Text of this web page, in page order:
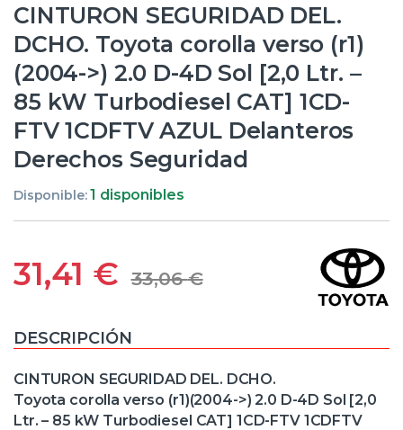
CINTURON SEGURIDAD DEL.
DCHO. Toyota corolla verso (r1)
(2004->) 2.0 D-4D Sol [2,0 Ltr. –
85 kW Turbodiesel CAT] 1CD-
FTV 1CDFTV AZUL Delanteros
Derechos Seguridad
Disponible:1 disponibles
31,41 € 33,06€
DESCRIPCIÓN
CINTURON SEGURIDAD DEL. DCHO.
Toyota corolla verso (r1)(2004->) 2.0 D-4D Sol [2,0
Ltr. – 85 kW Turbodiesel CAT] 1CD-FTV 1CDFTV